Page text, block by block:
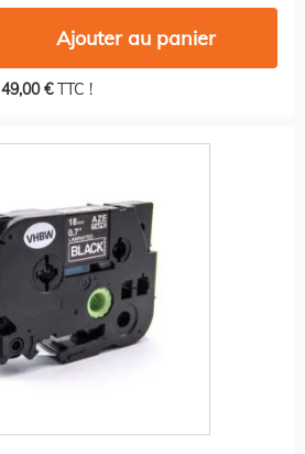
Ajouter au panier
49,00 €TTC !